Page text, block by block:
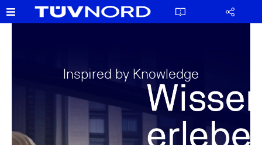
Inspired by Knowledge